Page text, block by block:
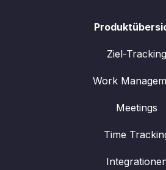
Ziel-Tracking
Work
Meetings
Time